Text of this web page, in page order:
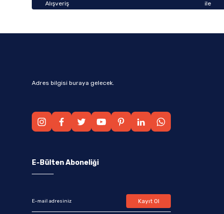
Adres bilgisi buraya gelecek.
E-Bülten Aboneliği
Kayıt Ol